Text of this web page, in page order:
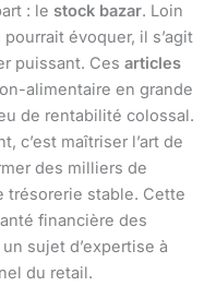
: le stock bazar. Loin
évoquer, il s’agit
puissant. Ces articles
alimentaire en grande
de rentabilité colossal.
c’est maîtriser l’art de
des milliers de
trésorerie stable. Cette
financière des
un sujet d’expertise à
du retail.